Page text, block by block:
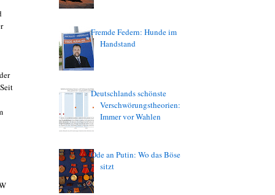
Fremde Federn: Hunde im
Handstand
Deutschlands schönste
Verschwörungstheorien:
Immer vor Wahlen
Ode an Putin: Wo das Böse
sitzt